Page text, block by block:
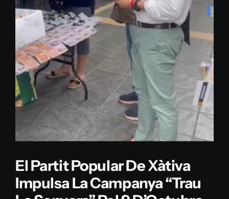
Contacte
El Partit Popular De Xàtiva
Impulsa La Campanya “Trau